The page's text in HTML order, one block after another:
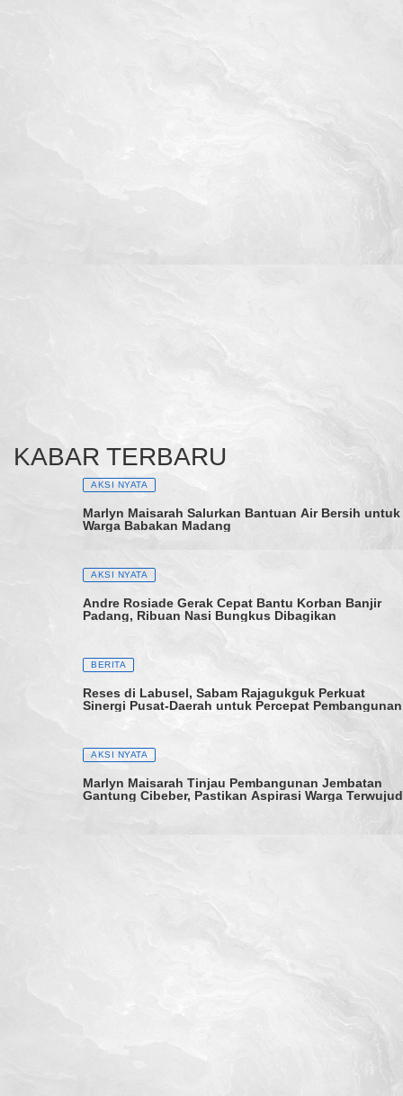
KABAR TERBARU
AKSI NYATA
Marlyn Maisarah Salurkan Bantuan Air Bersih untuk
Warga Babakan Madang
AKSI NYATA
Andre Rosiade Gerak Cepat Bantu Korban Banjir
Padang, Ribuan Nasi Bungkus Dibagikan
BERITA
Reses di Labusel, Sabam Rajagukguk Perkuat
Sinergi Pusat-Daerah untuk Percepat Pembangunan
AKSI NYATA
Marlyn Maisarah Tinjau Pembangunan Jembatan
Gantung Cibeber, Pastikan Aspirasi Warga Terwujud